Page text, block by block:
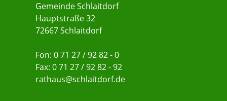
Gemeinde Schlaitdorf
Hauptstraße 32
72667 Schlaitdorf
Fon: 0 71 27 / 92 82 - 0
Fax: 0 71 27 / 92 82 - 92
rathaus@schlaitdorf.de